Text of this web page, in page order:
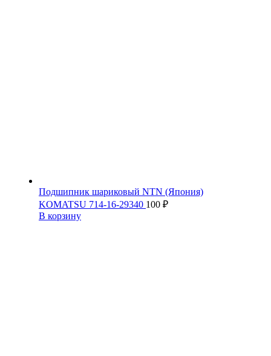
Подшипник шариковый NTN (Япония)
KOMATSU 714-16-29340 100 ₽
В корзину